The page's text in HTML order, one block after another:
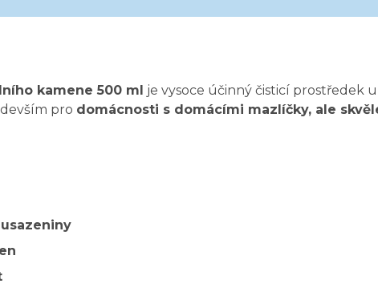
kamene 500 ml je vysoce účinný čisticí prostředek
pro domácnosti s domácími mazlíčky, ale